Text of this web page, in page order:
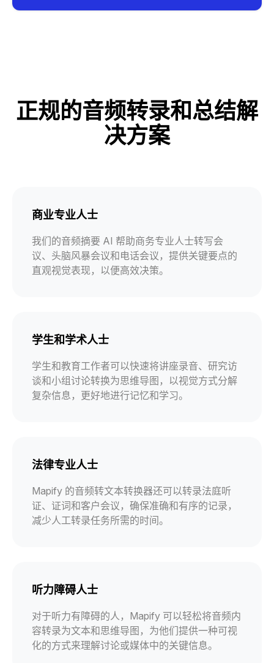
正规的音频转录和总结解
决方案
商业专业人士
我们的音频摘要 AI 帮助商务专业人士转写会
议、头脑风暴会议和电话会议，提供关键要点的
直观视觉表现，以便高效决策。
学生和学术人士
学生和教育工作者可以快速将讲座录音、研究访
谈和小组讨论转换为思维导图，以视觉方式分解
复杂信息，更好地进行记忆和学习。
法律专业人士
Mapify 的音频转文本转换器还可以转录法庭听
证、证词和客户会议，确保准确和有序的记录，
减少人工转录任务所需的时间。
听力障碍人士
对于听力有障碍的人，Mapify 可以轻松将音频内
容转录为文本和思维导图，为他们提供一种可视
化的方式来理解讨论或媒体中的关键信息。